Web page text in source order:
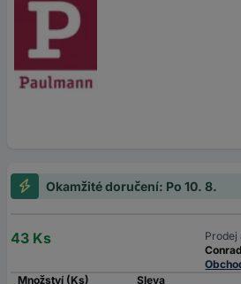
Okamžité doručení: Po 10. 8.
43 Ks
Prodej
Množství (Ks)
Sleva